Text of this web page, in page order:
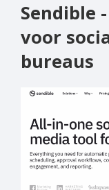
Sendible
voor
bureaus